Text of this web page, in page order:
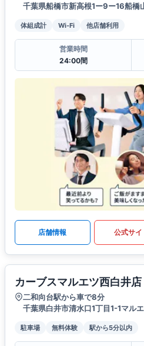
千葉県船橋市新高根1ー9ー16船橋
体組成計 Wi-Fi 他店舗利用
営業時間
24:00間
店舗情報 公式サイ
カーブスマルエツ西白井店
二和向台駅から車で8分
千葉県白井市清水口1丁目1-1マル
駐車場 無料体験 駅から5分以内